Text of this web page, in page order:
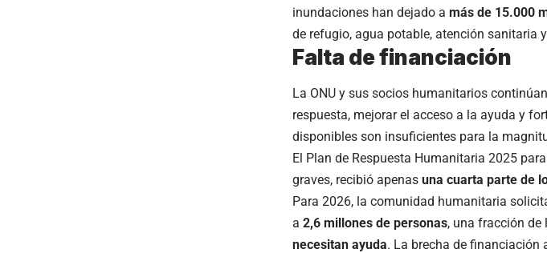
inundaciones han dejado a más de 15.000
de refugio, agua potable, atención sanitaria
Falta de financiación
La ONU y sus socios humanitarios
respuesta, mejorar el acceso a la ayuda y
disponibles son insuficientes para la
El Plan de Respuesta Humanitaria 2025
graves, recibió apenas una cuarta parte de
Para 2026, la comunidad humanitaria
a 2,6 millones de personas, una fracción de
necesitan ayuda. La brecha de financiación